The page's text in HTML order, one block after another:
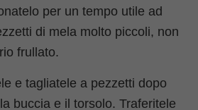
per un tempo utile ad
di mela molto piccoli, non
frullato.